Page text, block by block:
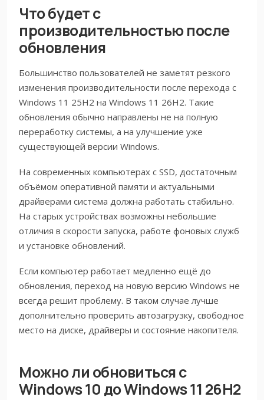
Что будет с
производительностью после
обновления
Большинство пользователей не заметят резкого
изменения производительности после перехода с
Windows 11 25H2 на Windows 11 26H2. Такие
обновления обычно направлены не на полную
переработку системы, а на улучшение уже
существующей версии Windows.
На современных компьютерах с SSD, достаточным
объёмом оперативной памяти и актуальными
драйверами система должна работать стабильно.
На старых устройствах возможны небольшие
отличия в скорости запуска, работе фоновых служб
и установке обновлений.
Если компьютер работает медленно ещё до
обновления, переход на новую версию Windows не
всегда решит проблему. В таком случае лучше
дополнительно проверить автозагрузку, свободное
место на диске, драйверы и состояние накопителя.
Можно ли обновиться с
Windows 10 до Windows 11 26H2